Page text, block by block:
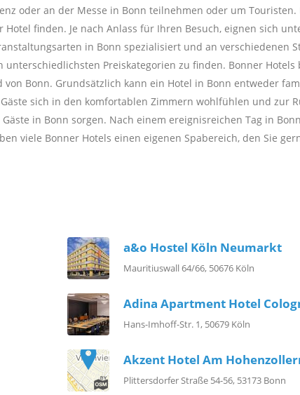
oder an der Messe in Bonn teilnehmen oder um Touristen.
finden. Je nach Anlass für Ihren Besuch, eignen sich
in Bonn spezialisiert und an verschiedenen
Preiskategorien zu finden. Bonner
Bonn. Grundsätzlich kann ein Hotel in Bonn entweder
sich in den komfortablen Zimmern wohlfühlen und zur
in Bonn sorgen. Nach einem ereignisreichen Tag in
viele Bonner Hotels einen eigenen Spabereich, den Sie
a&o Hostel Köln Neumarkt
Mauritiuswall 64/66, 50676 Köln
Adina Apartment Hotel
Hans-Imhoff-Str. 1, 50679 Köln
Akzent Hotel Am
Plittersdorfer Straße 54-56, 53173 Bonn